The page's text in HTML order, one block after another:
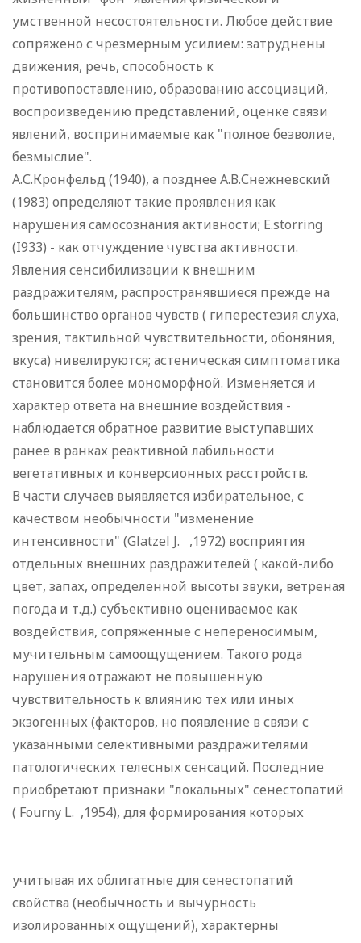
умственной несостоятельности. Любое действие
сопряжено с чрезмерным усилием: затруднены
движения, речь, способность к
противопоставлению, образованию ассоциаций,
воспроизведению представлений, оценке связи
явлений, воспринимаемые как "полное безволие,
безмыслие".
А.С.Кронфельд (1940), а позднее А.В.Снежневский
(1983) определяют такие проявления как
нарушения самосознания активности; E.storring
(I933) - как отчуждение чувства активности.
Явления сенсибилизации к внешним
раздражителям, распространявшиеся прежде на
большинство органов чувств ( гиперестезия слуха,
зрения, тактильной чувствительности, обоняния,
вкуса) нивелируются; астеническая симптоматика
становится более мономорфной. Изменяется и
характер ответа на внешние воздействия -
наблюдается обратное развитие выступавших
ранее в ранках реактивной лабильности
вегетативных и конверсионных расстройств.
В части случаев выявляется избирательное, с
качеством необычности "изменение
интенсивности" (Glatzel J. ,1972) восприятия
отдельных внешних раздражителей ( какой-либо
цвет, запах, определенной высоты звуки, ветреная
погода и т.д.) субъективно оцениваемое как
воздействия, сопряженные с непереносимым,
мучительным самоощущением. Такого рода
нарушения отражают не повышенную
чувствительность к влиянию тех или иных
экзогенных (факторов, но появление в связи с
указанными селективными раздражителями
патологических телесных сенсаций. Последние
приобретают признаки "локальных" сенестопатий
( Fourny L. ,1954), для формирования которых
учитывая их облигатные для сенестопатий
свойства (необычность и вычурность
изолированных ощущений), характерны